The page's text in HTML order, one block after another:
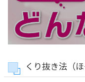
くり抜き法（ほ